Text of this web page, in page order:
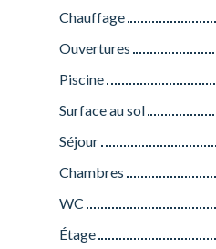
Chauffage
Ouvertures
Piscine
Surface au sol
Séjour
Chambres
WC
Étage